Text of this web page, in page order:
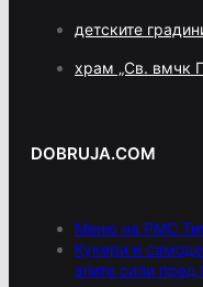
детските
храм „Св. вмчк
DOBRUJA.COM
Меню на РМС
Кукери и
злите сили